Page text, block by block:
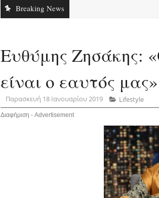
Breaking News
Ευθύμης Ζησάκης:
είναι ο εαυτός
Παρασκευή 18 Ιανουαρίου 2019 Lifestyle
Διαφήμιση - Advertisement